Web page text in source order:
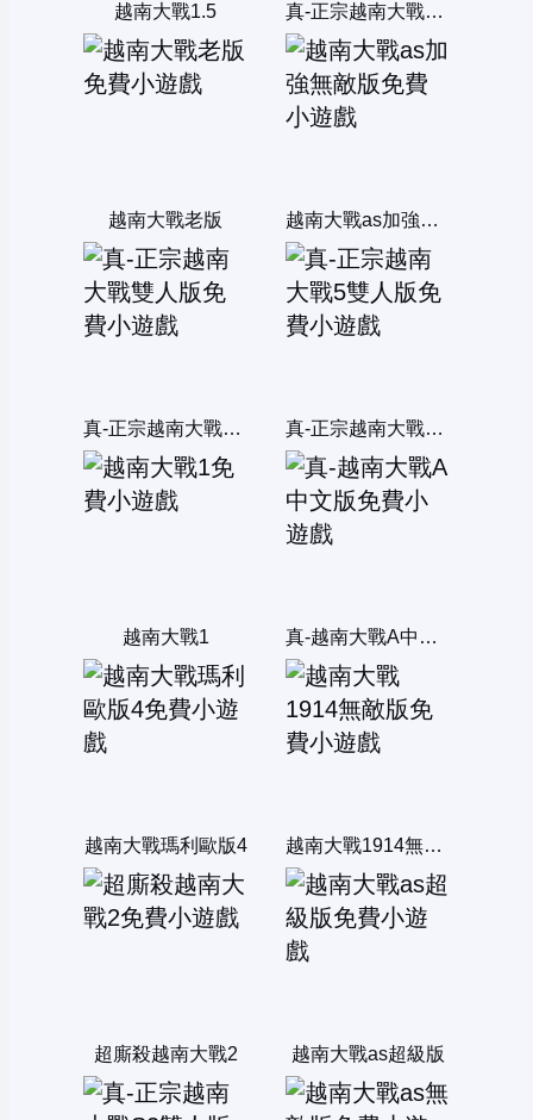
越南大戰1.5 真-正宗越南大戰4雙人版
越南大戰老版 越南大戰as加強無敵版
真-正宗越南大戰雙人版 真-正宗越南大戰5雙人版
越南大戰1 真-越南大戰A中文版
越南大戰瑪利歐版4 越南大戰1914無敵版
超廝殺越南大戰2 越南大戰as超級版